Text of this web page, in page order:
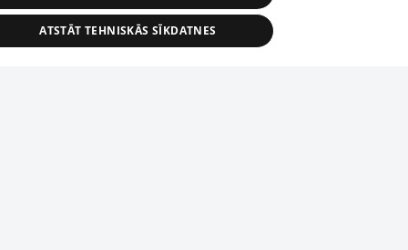
ATSTĀT TEHNISKĀS SĪKDATNES